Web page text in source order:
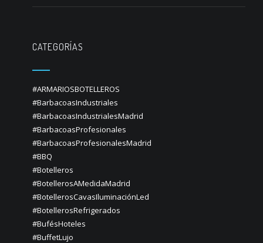
CATEGORÍAS
#ARMARIOSBOTELLEROS
#BarbacoasIndustriales
#BarbacoasIndustrialesMadrid
#BarbacoasProfesionales
#BarbacoasProfesionalesMadrid
#BBQ
#Botelleros
#BotellerosAMedidaMadrid
#BotellerosCavasIluminaciónLed
#BotellerosRefrigerados
#BufésHoteles
#BuffetLujo